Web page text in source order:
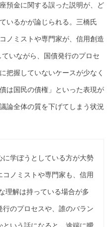
預金に関する誤った説明が、ど
いるかが論じられる。三橋氏
ノミストや専門家が、 信用創造
いながら、 国債発行のプロセ
把握していないケースが少なく
は国民の債権」といった表現が
論全体の質を下げてしまう状況
学ぼうとしている方が大勢
コノミストや専門家も、 信用
理解は持っている場合が多
行のプロセスや、誰のバラン